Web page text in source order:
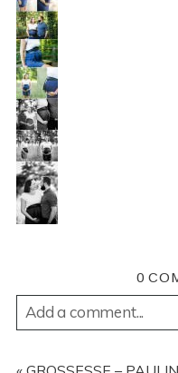
0
Add a comment...
REQUIRED FIELDS